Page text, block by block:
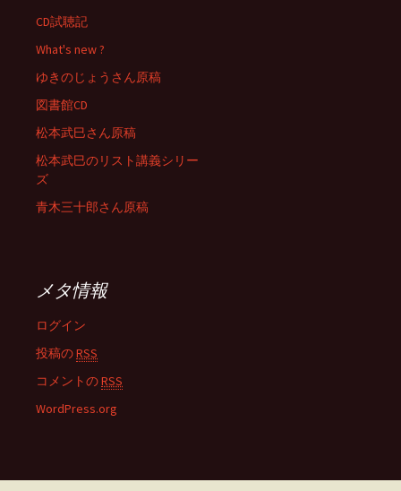
CD試聴記
What's new ?
ゆきのじょうさん原稿
図書館CD
松本武巳さん原稿
松本武巳のリスト講義シリー
ズ
青木三十郎さん原稿
メタ情報
ログイン
投稿のRSS
コメントのRSS
WordPress.org